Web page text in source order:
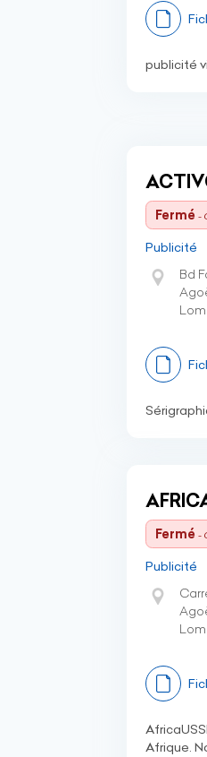
publicité
Fermé -
Publicité
Bd
Fermé -
Publicité
Afrique.